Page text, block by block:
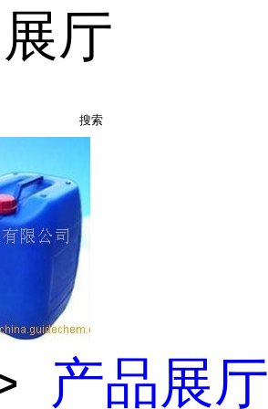
厅
搜索
产品展厅